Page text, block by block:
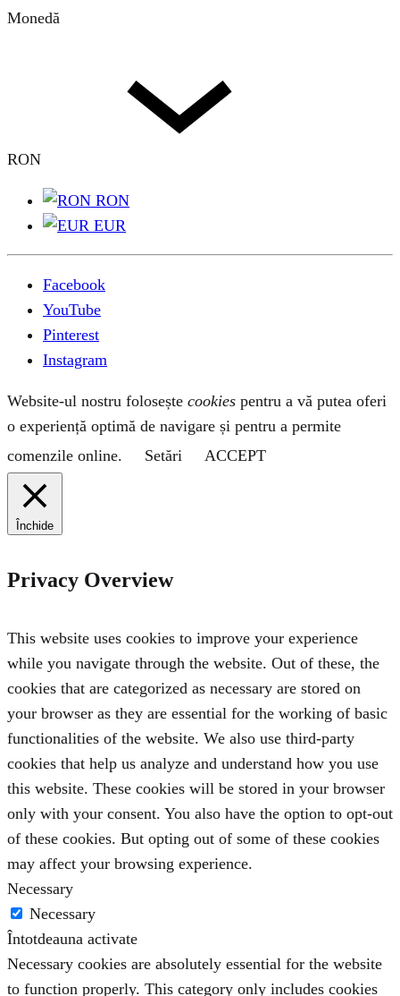
Monedă
RON
RON
EUR
Facebook
YouTube
Pinterest
Instagram
Website-ul nostru folosește cookies pentru a vă putea oferi
o experiență optimă de navigare și pentru a permite
comenzile online.
Setări ACCEPT
Închide
Privacy Overview
This website uses cookies to improve your experience
while you navigate through the website. Out of these, the
cookies that are categorized as necessary are stored on
your browser as they are essential for the working of basic
functionalities of the website. We also use third-party
cookies that help us analyze and understand how you use
this website. These cookies will be stored in your browser
only with your consent. You also have the option to opt-out
of these cookies. But opting out of some of these cookies
may affect your browsing experience.
Necessary
Necessary
Întotdeauna activate
Necessary cookies are absolutely essential for the website
to function properly. This category only includes cookies